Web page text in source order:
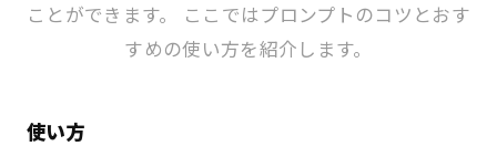
ことができます。 ここではプロンプトのコツとおす
すめの使い方を紹介します。
使い方